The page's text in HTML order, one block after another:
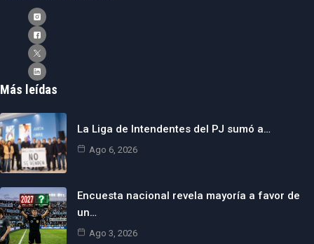
Más leídas
La Liga de Intendentes del PJ sumó a…
Ago 6, 2026
Encuesta nacional revela mayoría a favor de
un…
Ago 3, 2026